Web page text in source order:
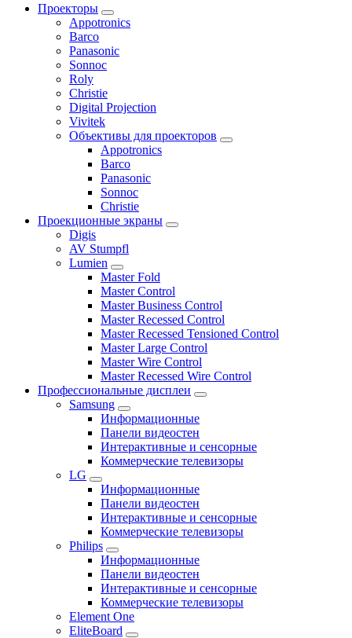
Проекторы
Appotronics
Barco
Panasonic
Sonnoc
Roly
Christie
Digital Projection
Vivitek
Объективы для проекторов
Appotronics
Barco
Panasonic
Sonnoc
Сhristie
Проекционные экраны
Digis
AV Stumpfl
Lumien
Master Fold
Master Control
Master Business Control
Master Recessed Control
Master Recessed Tensioned Control
Master Large Control
Master Wire Control
Master Recessed Wire Control
Профессиональные дисплеи
Samsung
Информационные
Панели видеостен
Интерактивные и сенсорные
Коммерческие телевизоры
LG
Информационные
Панели видеостен
Интерактивные и сенсорные
Коммерческие телевизоры
Philips
Информационные
Панели видеостен
Интерактивные и сенсорные
Коммерческие телевизоры
Element One
EliteBoard